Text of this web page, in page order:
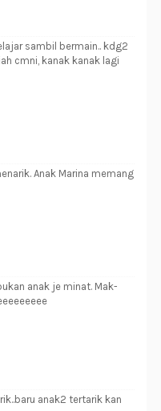
sambil bermain.. kdg2
cmni, kanak kanak lagi
Anak Marina memang
anak je minat. Mak-
anak2 tertarik kan